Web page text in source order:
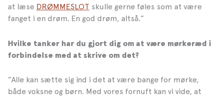
at læse DRØMMESLOT skulle gerne føles som at være
fanget i en drøm. En god drøm, altså.”
Hvilke tanker har du gjort dig om at være mørkeræd i
forbindelse med at skrive om det?
”Alle kan sætte sig ind i det at være bange for mørke,
både voksne og børn. Med vores fornuft kan vi vide, at